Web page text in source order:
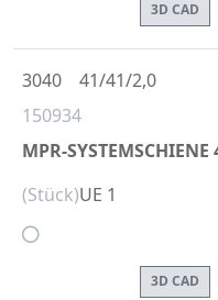
3D CAD
150934
MPR-
3040 41/41/2,0
(Stück)UE 1
3D CAD